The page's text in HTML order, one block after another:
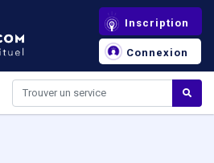
Inscription
Connexion